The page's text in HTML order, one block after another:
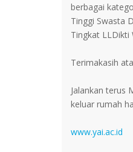
berbagai
Tinggi Swasta
Tingkat LLDikti
Terimakasih
Jalankan terus
keluar rumah
www.yai.ac.id